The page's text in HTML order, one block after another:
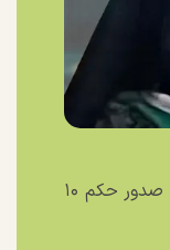
پرونده جنجالی «کلثوم اکبری» پس از صدور حکم ۱۰